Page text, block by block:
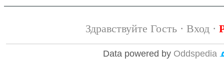
Здравствуйте Гость · Вход·
Data powered by Oddspedia